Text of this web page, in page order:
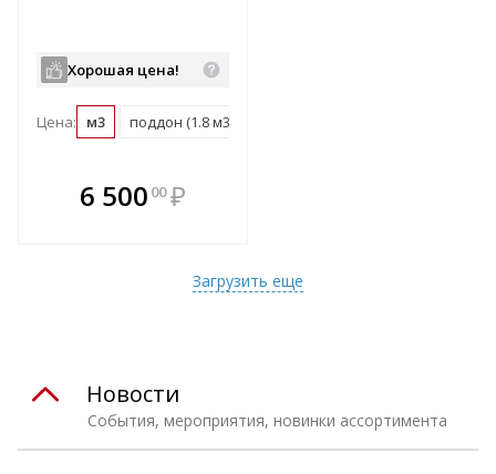
Хорошая цена!
Цена: м3 поддон (1.8 м3)
6 500 00 ₽
Загрузить еще
События, мероприятия, новинки ассортимента
Новости